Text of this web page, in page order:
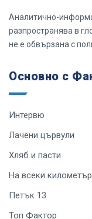
Аналитично-
разпространява в
не е обвързана с
Основно с
Интервю
Лачени цървули
Хляб и пасти
На всеки километър
Петък 13
Топ Фактор